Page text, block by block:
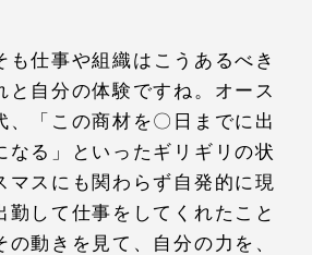
仕事や組織はこうあるべき
と自分の体験ですね。オース
、「この商材を〇日までに出
なる」といったギリギリの状
マスにも関わらず自発的に現
勤して仕事をしてくれたこと
の動きを見て、自分の力を、